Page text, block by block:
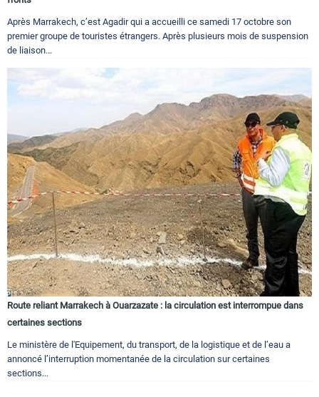
Après Marrakech, c’est Agadir qui a accueilli ce samedi 17 octobre son
premier groupe de touristes étrangers. Après plusieurs mois de suspension
de liaison...
Route reliant Marrakech à Ouarzazate : la circulation est interrompue dans
certaines sections
Le ministère de l'Equipement, du transport, de la logistique et de l’eau a
annoncé l’interruption momentanée de la circulation sur certaines
sections...